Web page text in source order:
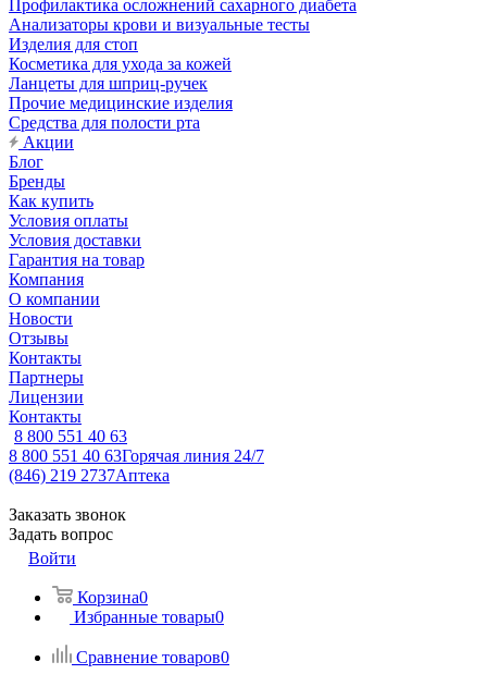
Профилактика осложнений сахарного диабета
Анализаторы крови и визуальные тесты
Изделия для стоп
Косметика для ухода за кожей
Ланцеты для шприц-ручек
Прочие медицинские изделия
Средства для полости рта
Акции
Блог
Бренды
Как купить
Условия оплаты
Условия доставки
Гарантия на товар
Компания
О компании
Новости
Отзывы
Контакты
Партнеры
Лицензии
Контакты
8 800 551 40 63
8 800 551 40 63Горячая линия 24/7
(846) 219 2737Аптека
Заказать звонок
Задать вопрос
Войти
Корзина0
Избранные товары0
Сравнение товаров0